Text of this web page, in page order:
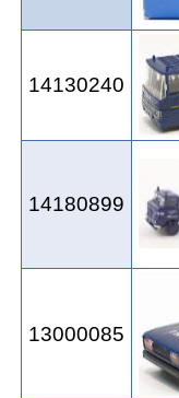
14130240
14180899
13000085